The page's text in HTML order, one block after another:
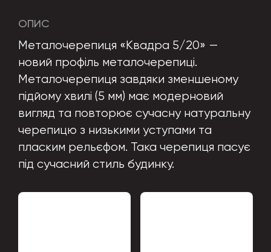
ОПИС
Металочерепиця «Квадра 5/20» —
новий профіль металочерепиці.
Металочерепиця завдяки зменшеному
підйому хвилі (5 мм) має модерновий
вигляд та повторює сучасну натуральну
черепицю з низькими уступами та
пласким рельєфом. Така черепиця пасує
під сучасний стиль будинку.